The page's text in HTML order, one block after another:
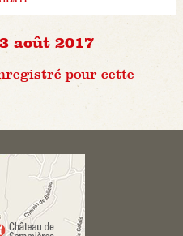
août 2017
pour cette